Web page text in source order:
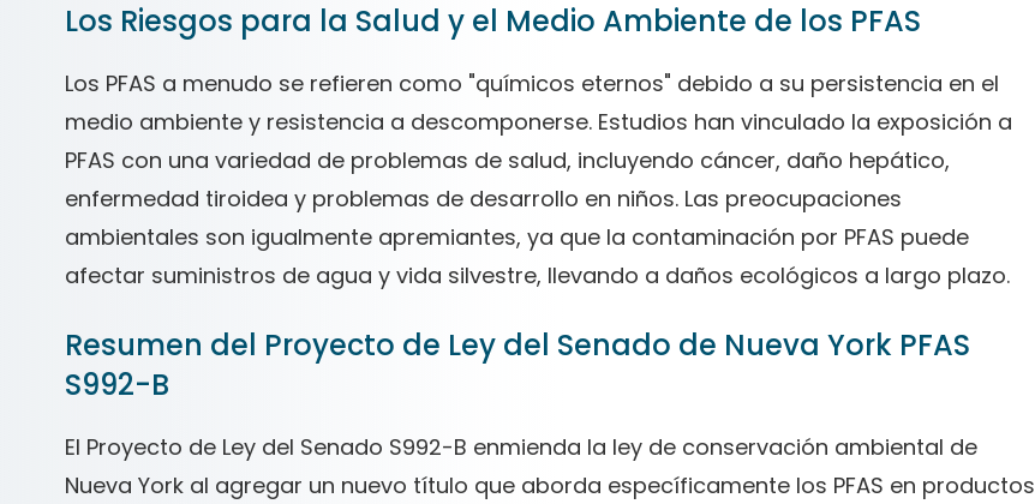
Los Riesgos para la Salud y el Medio Ambiente de los PFAS
Los PFAS a menudo se refieren como "químicos eternos" debido a su persistencia en el
medio ambiente y resistencia a descomponerse. Estudios han vinculado la exposición a
PFAS con una variedad de problemas de salud, incluyendo cáncer, daño hepático,
enfermedad tiroidea y problemas de desarrollo en niños. Las preocupaciones
ambientales son igualmente apremiantes, ya que la contaminación por PFAS puede
afectar suministros de agua y vida silvestre, llevando a daños ecológicos a largo plazo.
Resumen del Proyecto de Ley del Senado de Nueva York PFAS
S992-B
El Proyecto de Ley del Senado S992-B enmienda la ley de conservación ambiental de
Nueva York al agregar un nuevo título que aborda específicamente los PFAS en productos